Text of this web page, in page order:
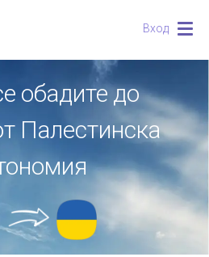
Вход
обадите до
Палестинска